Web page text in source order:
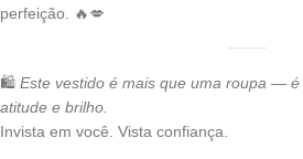
perfeição. 🔥💋
🛍️ Este vestido é mais que uma roupa — é
atitude e brilho.
Invista em você. Vista confiança.